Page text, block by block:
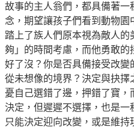
故事的主人翁們，都具備著
念，期望讓孩子們看到動物
踏上了族人們原本視為敵人
夠」的時間考慮，而他勇敢
好了沒？你是否具備接受改變
從未想像的境界？決定與抉
憂自己選錯了邊，押錯了寶
決定，但遲遲不選擇，也是
只能決定迎向改變，或是維持